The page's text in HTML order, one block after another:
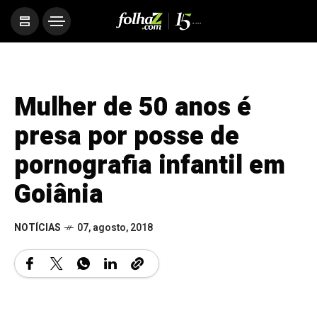
Mulher de 50 anos é
presa por posse de
pornografia infantil em
Goiânia
NOTÍCIAS 07, agosto, 2018